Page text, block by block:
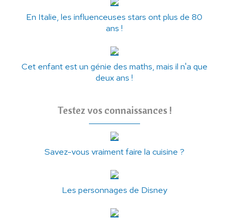
En Italie, les influenceuses stars ont plus de 80
ans !
Cet enfant est un génie des maths, mais il n'a que
deux ans !
Testez vos connaissances !
Savez-vous vraiment faire la cuisine ?
Les personnages de Disney